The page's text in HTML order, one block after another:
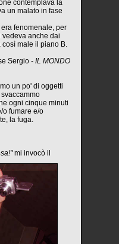
contemplava la
un malato in fase
fenomenale, per
anche dai
male il piano B.
Sergio - IL MONDO
un po' di oggetti
ogni cinque minuti
o fumare e/o
la fuga.
mi invocò il